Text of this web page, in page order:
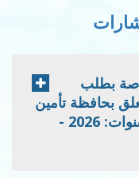
بطلب
لسنة 2026 المتعلق بحافظة تأمين
المعهد الوطني للرصد الجوي للسنوات: 2026 -